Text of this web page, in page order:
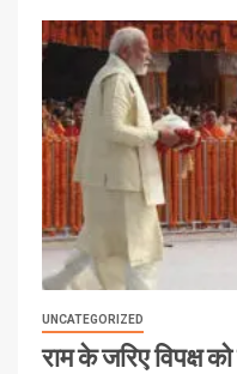
UNCATEGORIZED
राम के जरिए विपक्ष